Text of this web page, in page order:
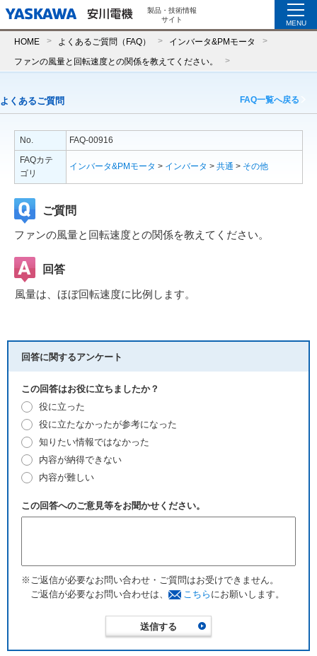
製品・技術情報
サイト
MENU
HOME よくあるご質問（FAQ） インバータ&PMモータ
ファンの風量と回転速度との関係を教えてください。
よくあるご質問 FAQ一覧へ戻る
No.
FAQ-00916
FAQカテ
ゴリ
インバータ&PMモータ > インバータ > 共通 > その他
ご質問
ファンの風量と回転速度との関係を教えてください。
回答
風量は、ほぼ回転速度に比例します。
回答に関するアンケート
この回答はお役に立ちましたか？
役に立った
役に立たなかったが参考になった
知りたい情報ではなかった
内容が納得できない
内容が難しい
この回答へのご意見等をお聞かせください。
※ご返信が必要なお問い合わせ・ご質問はお受けできません。
ご返信が必要なお問い合わせは、
こちら にお願いします。